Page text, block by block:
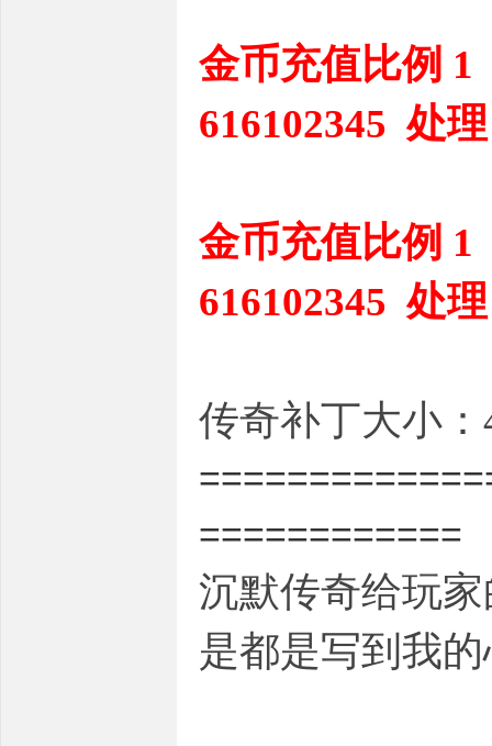
金币充值比例
616102345 处理
金币充值比例
616102345 处理
传奇补丁大小：
============
沉默传奇给玩
是都是写到我